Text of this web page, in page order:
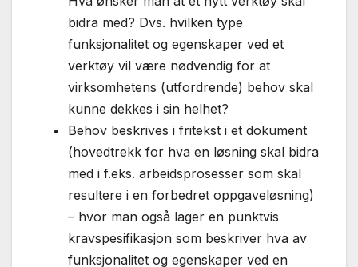
bidra med? Dvs. hvilken type
funksjonalitet og egenskaper ved et
verktøy vil være nødvendig for at
virksomhetens (utfordrende) behov skal
kunne dekkes i sin helhet?
Behov beskrives i fritekst i et dokument
(hovedtrekk for hva en løsning skal bidra
med i f.eks. arbeidsprosesser som skal
resultere i en forbedret oppgaveløsning)
– hvor man også lager en punktvis
kravspesifikasjon som beskriver hva av
funksjonalitet og egenskaper ved en